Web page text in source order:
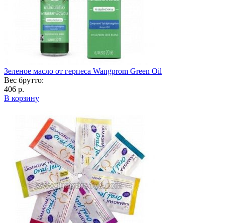
Зеленое масло от герпеса Wangprom Green Oil
Вес брутто:
406 р.
В корзину